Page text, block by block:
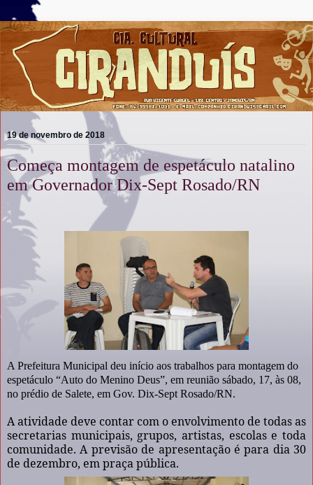
19 de novembro de 2018
Começa montagem de espetáculo natalino
em Governador Dix-Sept Rosado/RN
A Prefeitura Municipal deu início aos trabalhos para montagem do
espetáculo “Auto do Menino Deus”, em reunião sábado, 17, às 08,
no prédio de Salete, em Gov. Dix-Sept Rosado/RN.
A atividade deve contar com o envolvimento de todas as
secretarias municipais, grupos, artistas, escolas e toda
comunidade. A previsão de apresentação é para dia 30
de dezembro, em praça pública.